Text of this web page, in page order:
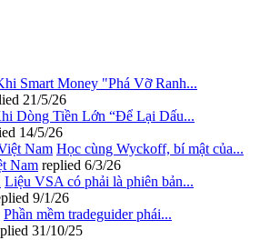
Smart Money "Phá Vỡ Ranh...
21/5/26
Dòng Tiền Lớn “Để Lại Dấu...
14/5/26
Học cùng Wyckoff, bí mật của...
Nam replied 6/3/26
Liệu VSA có phải là phiên bản...
9/1/26
Phần mềm tradeguider phái...
31/10/25